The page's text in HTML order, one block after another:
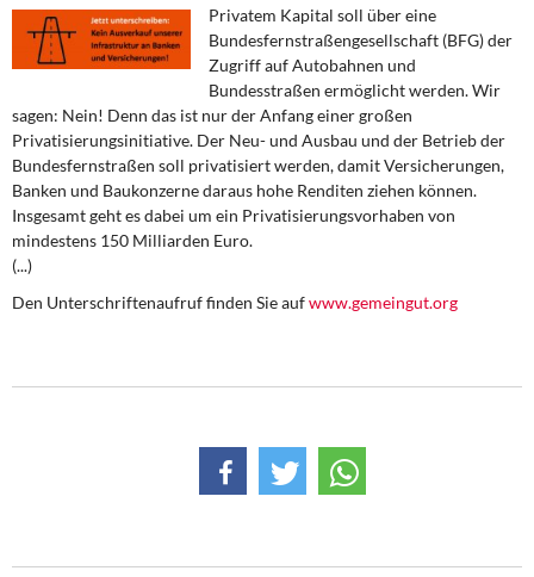
Steuer- und Finanzpolitik
Öffentliche Infrastruktur und Daseinsvorsorge
Eurokrise und Griechenland
DIE LINKE
Memo-Gruppe
Privatem Kapital soll über eine
Bundesfernstraßengesellschaft (BFG) der
Zugriff auf Autobahnen und
Bundesstraßen ermöglicht werden. Wir
sagen: Nein! Denn das ist nur der Anfang einer großen
Privatisierungsinitiative. Der Neu- und Ausbau und der Betrieb der
Bundesfernstraßen soll privatisiert werden, damit Versicherungen,
Banken und Baukonzerne daraus hohe Renditen ziehen können.
Insgesamt geht es dabei um ein Privatisierungsvorhaben von
mindestens 150 Milliarden Euro.
(...)
Den Unterschriftenaufruf finden Sie aufwww.gemeingut.org